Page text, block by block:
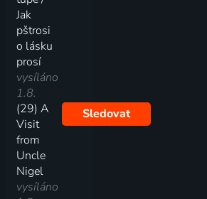
Jak
pštrosi
o lásku
prosí
vysíláno
1.8.
(29) A
Visit
from
Uncle
Nigel
vysíláno
Sledovat